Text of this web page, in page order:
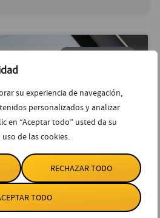
su experiencia de navegación,
personalizados y analizar
en “Aceptar todo” usted da su
de las cookies.
RECHAZAR TODO
TODO